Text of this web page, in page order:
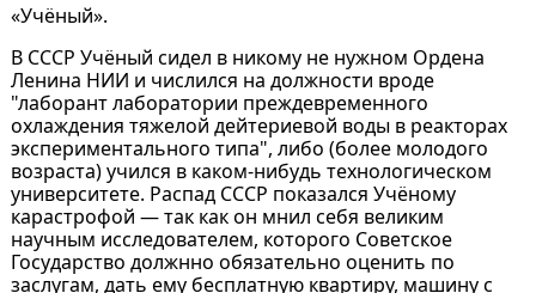
«Учёный».
В СССР Учёный сидел в никому не нужном Ордена
Ленина НИИ и числился на должности вроде
"лаборант лаборатории преждевременного
охлаждения тяжелой дейтериевой воды в реакторах
экспериментального типа", либо (более молодого
возраста) учился в каком-нибудь технологическом
университете. Распад СССР показался Учёному
карастрофой — так как он мнил себя великим
научным исследователем, которого Советское
Государство должнно обязательно оценить по
заслугам, дать ему бесплатную квартиру, машину с